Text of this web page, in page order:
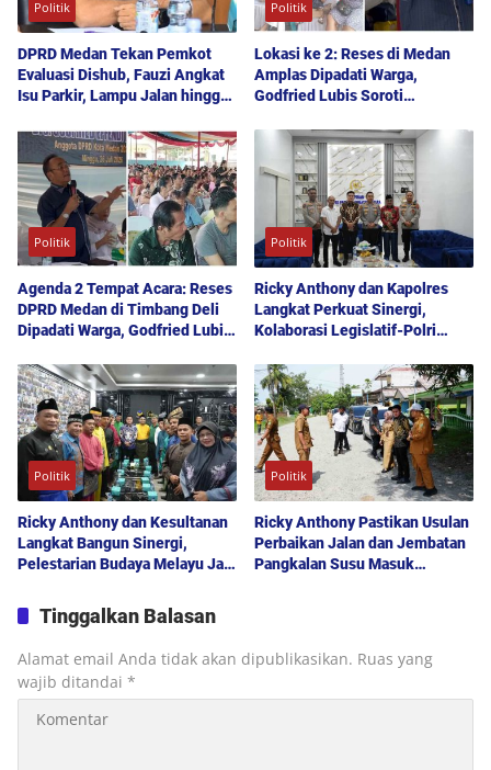
Politik
DPRD Medan Tekan Pemkot
Evaluasi Dishub, Fauzi Angkat
Isu Parkir, Lampu Jalan hingga
Politik
Lokasi ke 2: Reses di Medan
Amplas Dipadati Warga,
Godfried Lubis Soroti
hingga Penyerapan Aspirasi
Publik
Politik
Agenda 2 Tempat Acara: Reses
DPRD Medan di Timbang Deli
Dipadati Warga, Godfried Lubis
hingga Layanan UHC
Politik
Ricky Anthony dan Kapolres
Langkat Perkuat Sinergi,
Kolaborasi Legislatif-Polri
Kondusif
Politik
Ricky Anthony dan Kesultanan
Langkat Bangun Sinergi,
Pelestarian Budaya Melayu Jadi
Politik
Ricky Anthony Pastikan Usulan
Perbaikan Jalan dan Jembatan
Pangkalan Susu Masuk
Tinggalkan Balasan
Alamat email Anda tidak akan dipublikasikan. Ruas yang
wajib ditandai *